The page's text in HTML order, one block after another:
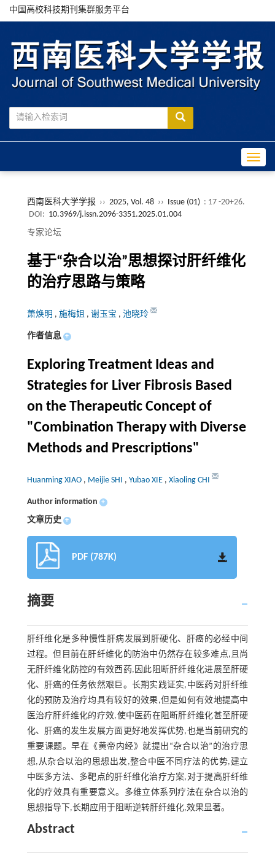
中国高校科技期刊集群服务平台
西南医科大学学报 ›› 2025, Vol. 48 ›› Issue (01) : 17 -20+26.
DOI: 10.3969/j.issn.2096-3351.2025.01.004
专家论坛
基于“杂合以治”思想探讨肝纤维化
的治疗思路与策略
萧焕明 , 施梅姐 , 谢玉宝 , 池晓玲
作者信息 +
Exploring Treatment Ideas and
Strategies for Liver Fibrosis Based
on the Therapeutic Concept of
"Combination Therapy with Diverse
Methods and Prescriptions"
Huanming XIAO , Meijie SHI , Yubao XIE , Xiaoling CHI
Author information +
文章历史 +
PDF (787K)
摘要
肝纤维化是多种慢性肝病发展到肝硬化、肝癌的必经中间
过程。但目前在肝纤维化的防治中仍然存在较多难点,且尚
无肝纤维化防控的有效西药,因此阻断肝纤维化进展至肝硬
化、肝癌的任务依然艰巨。长期实践证实,中医药对肝纤维
化的预防及治疗均具有较好的效果,但是如何有效地提高中
医治疗肝纤维化的疗效,使中医药在阻断肝纤维化甚至肝硬
化、肝癌的发生发展方面更好地发挥优势,也是当前研究的
重要课题。早在《黄帝内经》就提出“杂合以治”的治疗思
想,从杂合以治的思想出发,整合中医不同疗法的优势,建立
中医多方法、多靶点的肝纤维化治疗方案,对于提高肝纤维
化的疗效具有重要意义。多维立体系列疗法在杂合以治的
思想指导下,长期应用于阻断逆转肝纤维化,效果显著。
Abstract